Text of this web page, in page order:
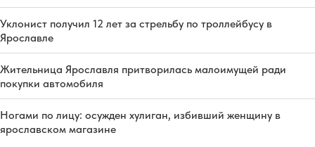
Уклонист получил 12 лет за стрельбу по троллейбусу в
Ярославле
Жительница Ярославля притворилась малоимущей ради
покупки автомобиля
Ногами по лицу: осужден хулиган, избивший женщину в
ярославском магазине